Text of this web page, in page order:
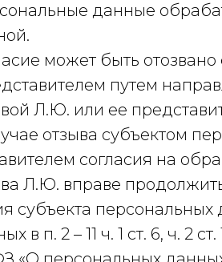
данные
может быть
путем
Л.Ю. или ее
отзыва субъектом
согласия на
Л.Ю. вправе
субъекта
в п. 2 – 11 ч. 1 ст. 6, ч. 2